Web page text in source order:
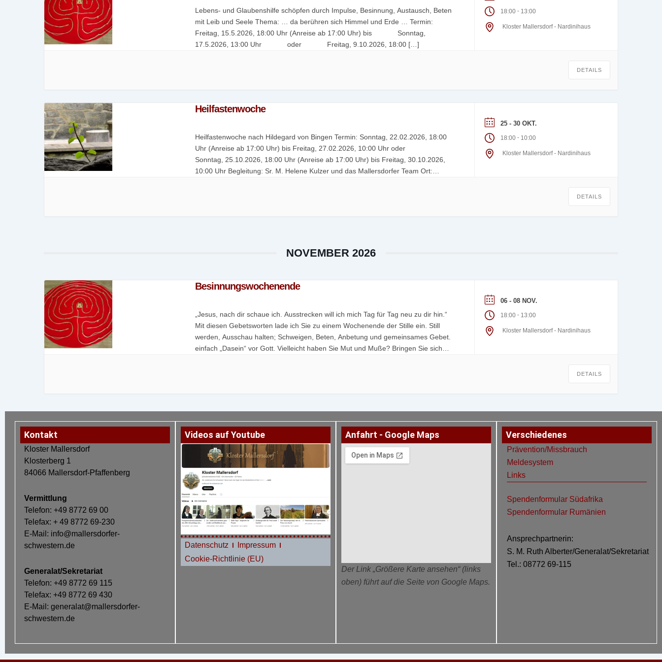
Lebens- und Glaubenshilfe schöpfen durch Impulse, Besinnung, Austausch, Beten
mit Leib und Seele Thema: … da berühren sich Himmel und Erde … Termin:
Freitag, 15.5.2026, 18:00 Uhr (Anreise ab 17:00 Uhr) bis Sonntag,
17.5.2026, 13:00 Uhr oder Freitag, 9.10.2026, 18:00 […]
18:00 - 13:00
Kloster Mallersdorf - Nardinihaus
DETAILS
Heilfastenwoche
Heilfastenwoche nach Hildegard von Bingen Termin: Sonntag, 22.02.2026, 18:00
Uhr (Anreise ab 17:00 Uhr) bis Freitag, 27.02.2026, 10:00 Uhr oder
Sonntag, 25.10.2026, 18:00 Uhr (Anreise ab 17:00 Uhr) bis Freitag, 30.10.2026,
10:00 Uhr Begleitung: Sr. M. Helene Kulzer und das Mallersdorfer Team Ort:
25 - 30 OKT.
18:00 - 10:00
Kloster Mallersdorf - Nardinihaus
DETAILS
NOVEMBER 2026
Besinnungswochenende
„Jesus, nach dir schaue ich. Ausstrecken will ich mich Tag für Tag neu zu dir hin.“
Mit diesen Gebetsworten lade ich Sie zu einem Wochenende der Stille ein. Still
werden, Ausschau halten; Schweigen, Beten, Anbetung und gemeinsames Gebet.
einfach „Dasein“ vor Gott. Vielleicht haben Sie Mut und Muße? Bringen Sie sich
06 - 08 NOV.
18:00 - 13:00
Kloster Mallersdorf - Nardinihaus
DETAILS
Kontakt
Kloster Mallersdorf
Klosterberg 1
84066 Mallersdorf-Pfaffenberg
Vermittlung
Telefon: +49 8772 69 00
Telefax: + 49 8772 69-230
E-Mail: info@mallersdorfer-
schwestern.de
Generalat/Sekretariat
Telefon: +49 8772 69 115
Telefax: +49 8772 69 430
E-Mail: generalat@mallersdorfer-
schwestern.de
Videos auf Youtube
Datenschutz
Impressum
Cookie-Richtlinie (EU)
Anfahrt - Google Maps
Der Link „Größere Karte ansehen“ (links
oben) führt auf die Seite von Google Maps.
Verschiedenes
Prävention/Missbrauch
Meldesystem
Links
Spendenformular Südafrika
Spendenformular Rumänien
Ansprechpartnerin:
S. M. Ruth Alberter/Generalat/Sekretariat
Tel.: 08772 69-115